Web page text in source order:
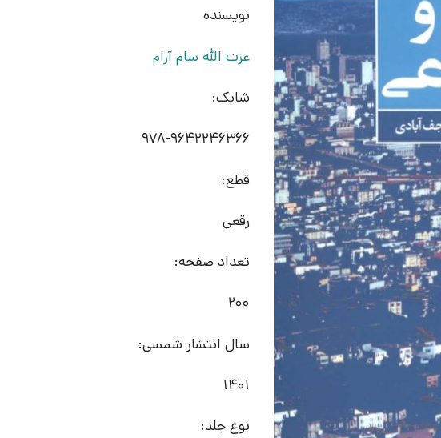
نویسنده
عزت الله سام آرام
شابک:
978-9642246366
قطع:
رقعی
تعداد صفحه:
200
سال انتشار شمسی:
1401
نوع جلد: